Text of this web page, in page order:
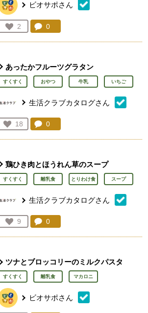
ビオサポさん
お気に入り登録：
2
人が登録
コメント：
0
あったかフルーツグラタン
すくすく おやつ 牛乳 いちご
生活クラブカタログさん
お気に入り登録：
18
人が登録
コメント：
0
鶏ひき肉とほうれん草のスープ
すくすく 離乳食 とりわけ食 スープ
生活クラブカタログさん
お気に入り登録：
9
人が登録
コメント：
0
ツナとブロッコリーのミルクパスタ
すくすく 離乳食 マカロニ
ビオサポさん